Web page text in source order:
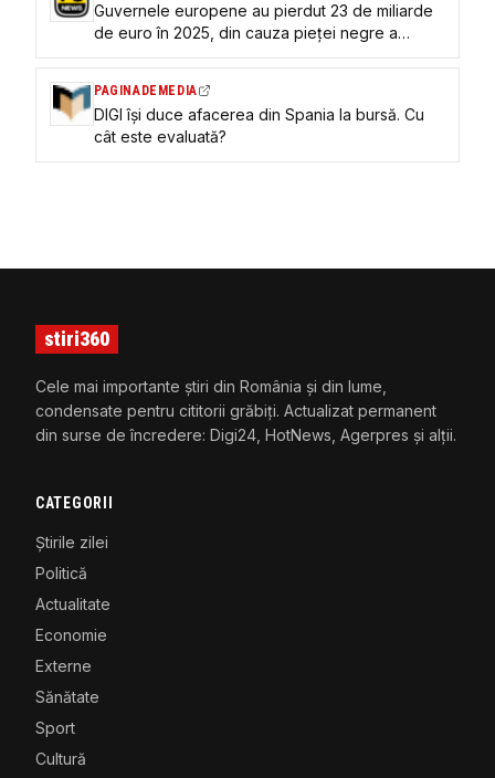
Guvernele europene au pierdut 23 de miliarde
de euro în 2025, din cauza pieţei negre a
jocurilor de noroc
PAGINADEMEDIA
DIGI îşi duce afacerea din Spania la bursă. Cu
cât este evaluată?
stiri360
Cele mai importante știri din România și din lume,
condensate pentru cititorii grăbiți. Actualizat permanent
din surse de încredere: Digi24, HotNews, Agerpres și alții.
CATEGORII
Știrile zilei
Politică
Actualitate
Economie
Externe
Sănătate
Sport
Cultură